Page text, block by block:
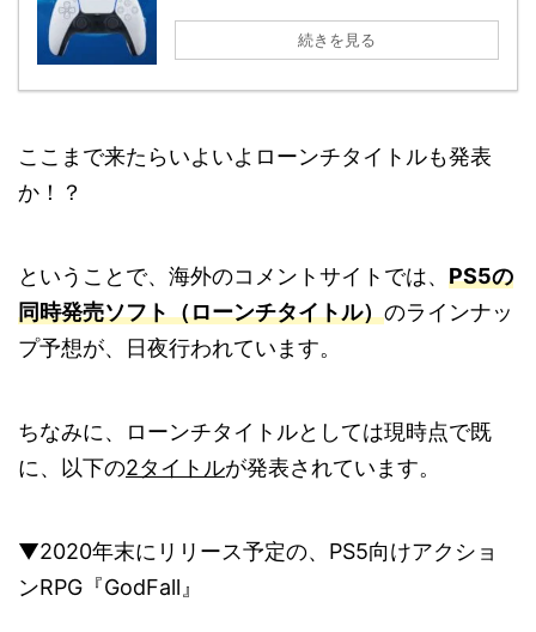
続きを見る
ここまで来たらいよいよローンチタイトルも発表
か！？
ということで、海外のコメントサイトでは、 PS5の
同時発売ソフト（ローンチタイトル）のラインナッ
プ予想が、日夜行われています。
ちなみに、ローンチタイトルとしては現時点で既
に、以下の2タイトルが発表されています。
▼2020年末にリリース予定の、PS5向けアクショ
ンRPG『GodFall』